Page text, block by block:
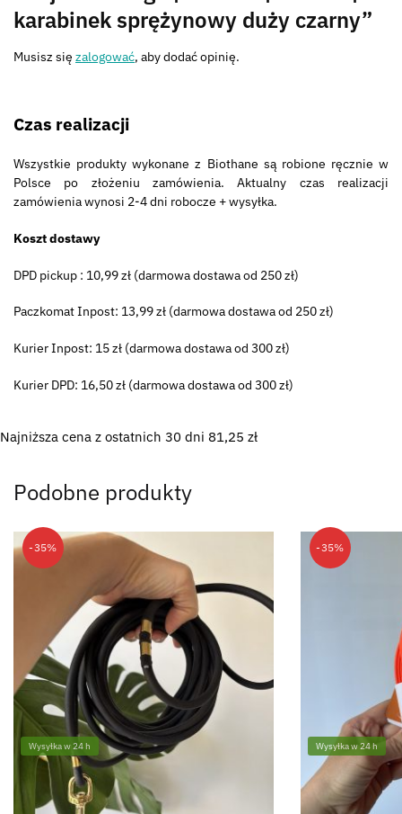
karabinek sprężynowy duży czarny”
Musisz się zalogować, aby dodać opinię.
Czas realizacji
Wszystkie produkty wykonane z Biothane są robione ręcznie w
Polsce po złożeniu zamówienia. Aktualny czas realizacji
zamówienia wynosi 2-4 dni robocze + wysyłka.
Koszt dostawy
DPD pickup : 10,99 zł (darmowa dostawa od 250 zł)
Paczkomat Inpost: 13,99 zł (darmowa dostawa od 250 zł)
Kurier Inpost: 15 zł (darmowa dostawa od 300 zł)
Kurier DPD: 16,50 zł (darmowa dostawa od 300 zł)
Najniższa cena z ostatnich 30 dni 81,25 zł
Podobne produkty
-35%
Wysyłka w 24 h
-35%
Wysyłka w 24 h